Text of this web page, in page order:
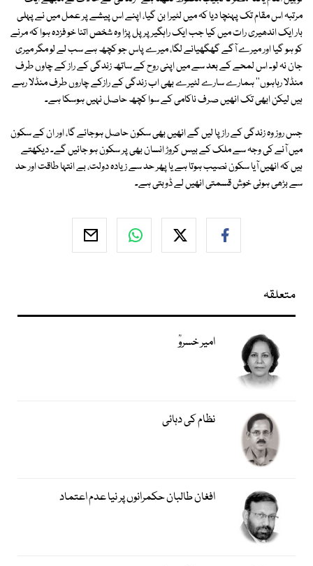
مرتبہ اس مقام تک پہنچا دیا کہ میں لٹیرا بن گیا، اپنے اس پیشے پر عمل میں نے پہلی
بار ایک اندھیری رات میں کیا جب ایک راہگیر پر پل پڑا وہ شخص اتنا خو فزدہ ہوا کہ مرنے
کو ہو گیا اور میرے آگے گھگھیانے لگا، میرے پاس جو کچھ ہے سب لے لو مگر میری
جان نہ لو۔ اس لمحے کے بعد سے میں اپنی روح کے ساتھ زندگی کے راز کے چاوں طرف
منڈلا رہاہوں'' ہمارے سارے لٹیرے بھی اب زندگی کے رازکے چاروں طرف منڈلا رہے
ہیں لیکن ابھی تک انھیں صرف ناکامی کے سوا کچھ حاصل نہیں ہوسکا ہے۔
جس روز وہ زندگی کے راز پا لیں گے انھیں بھی سکون حاصل ہوجائے گا، اور ان کے سکون
میں آنے کی وجہ سے ملک کے بیس کروڑ انسان بھی پر سکون ہو جائیں گے۔ دیکھتے
ہیں کہ انھیں آیا سکون نصیب ہوتا ہے یا پھر حد سے زیادہ دولت، بے انتہا طاقت اور حد
سے بڑھی ہوئی خوش قسمتی انھیں لے ڈوبتی ہے۔
متعلقہ
امیر خسروؒ
نظام کی دہائی
افغان طالبان حکمرانوں پر نیا عدم اعتماد